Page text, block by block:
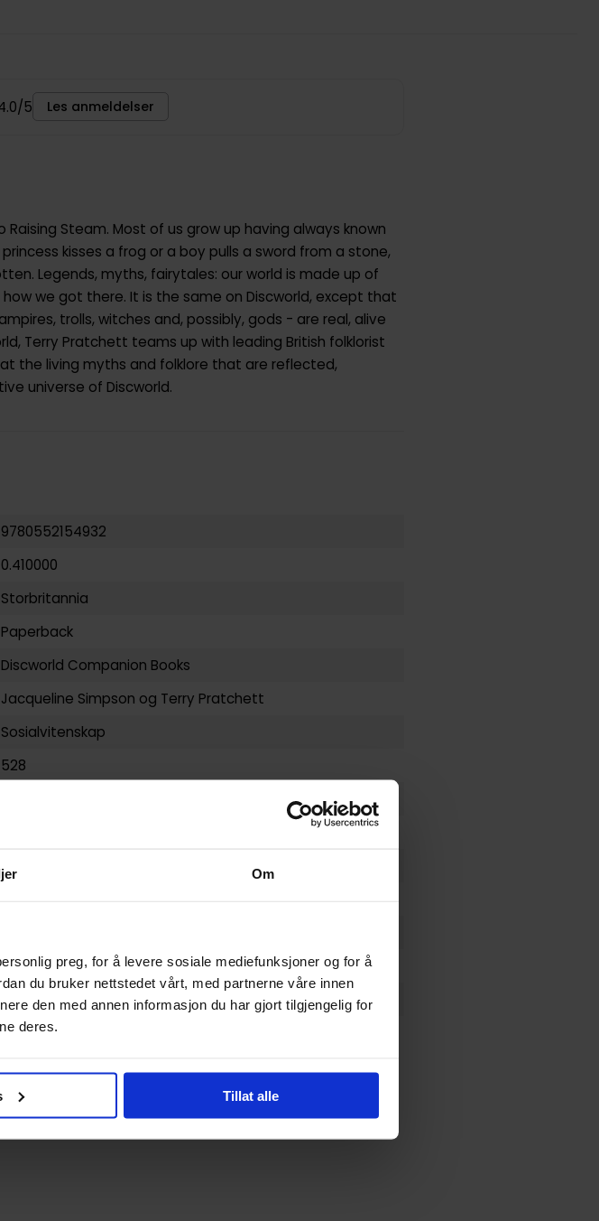
Om
preg, for å levere sosiale mediefunksjoner og for å
du bruker nettstedet vårt, med partnerne våre innen
den med annen informasjon du har gjort tilgjengelig for
deres.
Tillat alle
/5 Les anmeldelser
Raising Steam. Most of us grow up having always known
kisses a frog or a boy pulls a sword from a stone,
Legends, myths, fairytales: our world is made up of
we got there. It is the same on Discworld, except that
trolls, witches and, possibly, gods - are real, alive
Terry Pratchett teams up with leading British folklorist
the living myths and folklore that are reflected,
universe of Discworld.
9780552154932
0.410000
Storbritannia
Paperback
Discworld Companion Books
Jacqueline Simpson og Terry Pratchett
Sosialvitenskap
528
Voksen
Engelsk
Tilgjengelig